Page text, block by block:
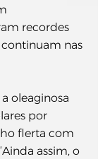
recordes
nas
oleaginosa
por
flerta com
assim, o